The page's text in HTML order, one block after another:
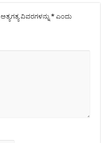
ಅತ್ಯಗತ್ಯ ವಿವರಗಳನ್ನು* ಎಂದು